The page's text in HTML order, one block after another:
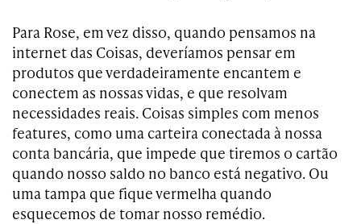
Para Rose, em vez disso, quando pensamos na
internet das Coisas, deveríamos pensar em
produtos que verdadeiramente encantem e
conectem as nossas vidas, e que resolvam
necessidades reais. Coisas simples com menos
features, como uma carteira conectada à nossa
conta bancária, que impede que tiremos o cartão
quando nosso saldo no banco está negativo. Ou
uma tampa que fique vermelha quando
esquecemos de tomar nosso remédio.